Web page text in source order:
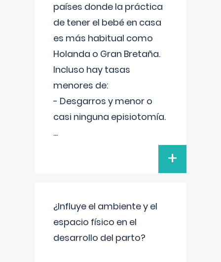
países donde la práctica
de tener el bebé en casa
es más habitual como
Holanda o Gran Bretaña.
Incluso hay tasas
menores de:
- Desgarros y menor o
casi ninguna episiotomía.
...
+
¿Influye el ambiente y el
espacio físico en el
desarrollo del parto?